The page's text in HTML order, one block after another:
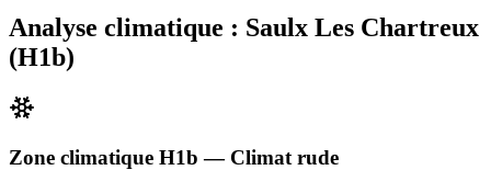
Analyse climatique : Saulx Les Chartreux
(H1b)
Zone climatique H1b — Climat rude